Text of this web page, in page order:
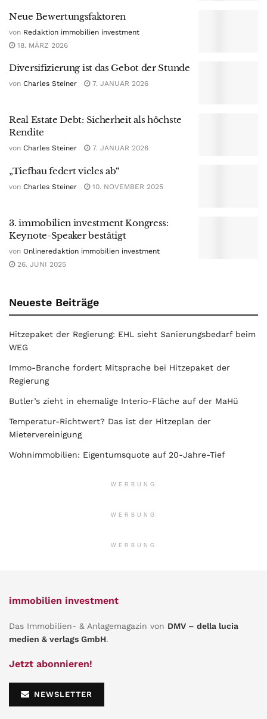
Neue Bewertungsfaktoren
von Redaktion immobilien investment
18. MÄRZ 2026
Diversifizierung ist das Gebot der Stunde
von Charles Steiner 7. JANUAR 2026
Real Estate Debt: Sicherheit als höchste
Rendite
von Charles Steiner 7. JANUAR 2026
„Tiefbau federt vieles ab“
von Charles Steiner 10. NOVEMBER 2025
3. immobilien investment Kongress:
Keynote-Speaker bestätigt
von Onlineredaktion immobilien investment
26. JUNI 2025
Neueste Beiträge
Hitzepaket der Regierung: EHL sieht Sanierungsbedarf beim
WEG
Immo-Branche fordert Mitsprache bei Hitzepaket der
Regierung
Butler’s zieht in ehemalige Interio-Fläche auf der MaHü
Temperatur-Richtwert? Das ist der Hitzeplan der
Mietervereinigung
Wohnimmobilien: Eigentumsquote auf 20-Jahre-Tief
WERBUNG
WERBUNG
WERBUNG
immobilien investment
Das Immobilien- & Anlagemagazin von DMV – della lucia
medien & verlags GmbH.
Jetzt abonnieren!
NEWSLETTER